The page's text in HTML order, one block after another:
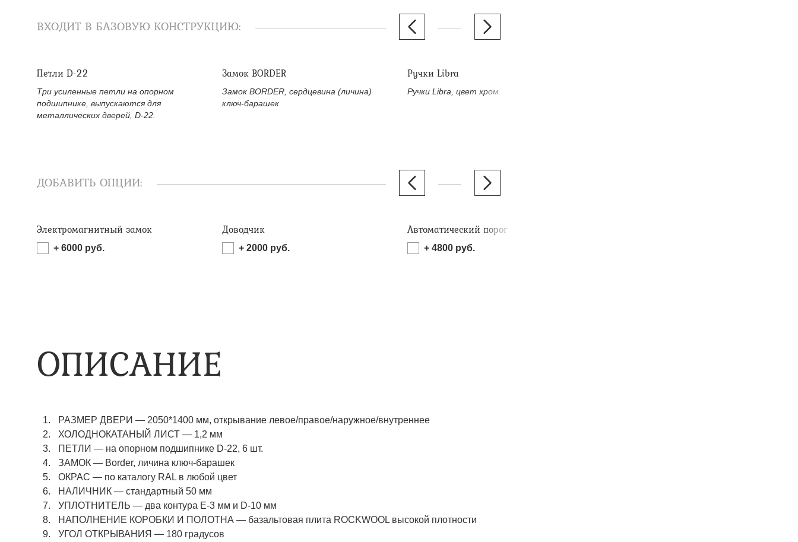
ВХОДИТ В БАЗОВУЮ КОНСТРУКЦИЮ:
Петли D-22
Три усиленные петли на опорном
подшипнике, выпускаются для
металлических дверей, D-22.
Замок BORDER
Замок BORDER, сердцевина (личина)
ключ-барашек
Ручки Libra
Ручки Libra, цвет хром
ДОБАВИТЬ ОПЦИИ:
Электромагнитный замок
+ 6000 руб.
Доводчик
+ 2000 руб.
Автоматический порог
+ 4800 руб.
ОПИСАНИЕ
РАЗМЕР ДВЕРИ — 2050*1400 мм, открывание левое/правое/наружное/внутреннее
ХОЛОДНОКАТАНЫЙ ЛИСТ — 1,2 мм
ПЕТЛИ — на опорном подшипнике D-22, 6 шт.
ЗАМОК — Border, личина ключ-барашек
ОКРАС — по каталогу RAL в любой цвет​​​​​​​
НАЛИЧНИК — стандартный 50 мм
УПЛОТНИТЕЛЬ — два контура Е-3 мм и D-10 мм
НАПОЛНЕНИЕ КОРОБКИ И ПОЛОТНА — базальтовая плита ROCKWOOL высокой плотности
УГОЛ ОТКРЫВАНИЯ — 180 градусов